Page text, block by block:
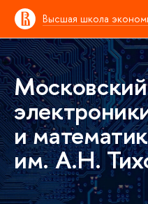
Высшая школа
и
им. А.Н.